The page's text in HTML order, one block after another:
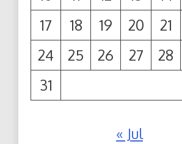
17
18 19 20 21
24
25 26 27 28
31
« Jul